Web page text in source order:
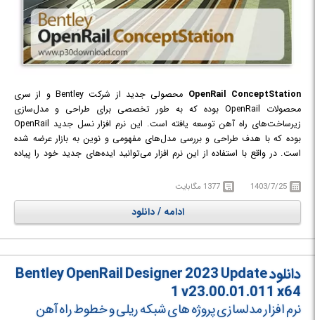
OpenRail ConceptStation
محصولی جدید از شرکت Bentley و از سری
محصولات OpenRail بوده که به طور تخصصی برای طراحی و مدل‌سازی
زیرساخت‌های راه آهن توسعه یافته است. این نرم افزار نسل جدید OpenRail
بوده که با هدف طراحی و بررسی مدل‌های مفهومی و نوین به بازار عرضه شده
است. در واقع با استفاده از این نرم افزار می‌توانید ایده‌های جدید خود را پیاده
واقعی محل پروژه را وارد نرم افزار کرده و انواع مسیرها، پیچ‌ها و خطوط جداکننده
ریل را طراحی کنید. از طراحی سیم‌کشی‌ها، محیط‌های Single Track و Offset
این نرم افزار می‌باشند.
1403/7/25 1377 مگابایت
ادامه / دانلود
دانلود Bentley OpenRail Designer 2023 Update
1 v23.00.01.011 x64
نرم افزار مدلسازی پروژه های شبکه ریلی و خطوط راه آهن